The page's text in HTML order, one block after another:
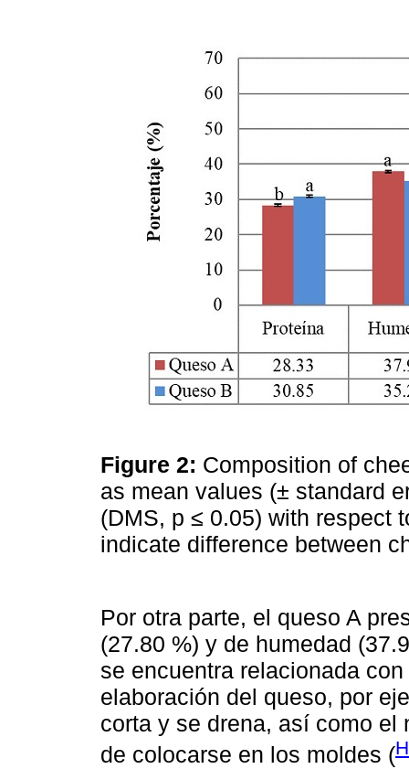
Figure 2: Composition of
as mean values (± standard
(DMS, p ≤ 0.05) with respect
indicate difference between
Por otra parte, el queso A
(27.80 %) y de humedad
se encuentra relacionada
elaboración del queso, por
corta y se drena, así como el
de colocarse en los moldes (